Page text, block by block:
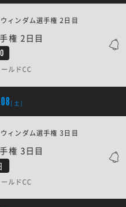
権 2日目
ンダム選手権 2日目
ルドCC
[土]
権 3日目
ンダム選手権 3日目
ルドCC